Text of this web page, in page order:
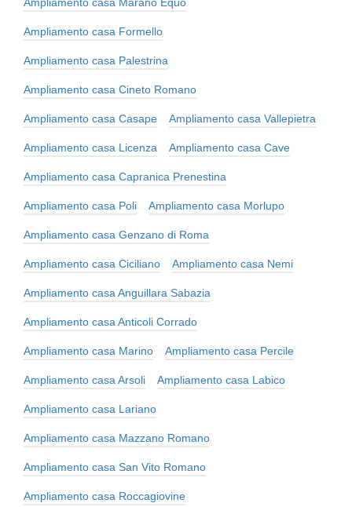
Ampliamento casa Formello
Ampliamento casa Palestrina
Ampliamento casa Cineto Romano
Ampliamento casa Casape Ampliamento casa Vallepietra
Ampliamento casa Licenza Ampliamento casa Cave
Ampliamento casa Capranica Prenestina
Ampliamento casa Poli Ampliamento casa Morlupo
Ampliamento casa Genzano di Roma
Ampliamento casa Ciciliano Ampliamento casa Nemi
Ampliamento casa Anguillara Sabazia
Ampliamento casa Anticoli Corrado
Ampliamento casa Marino Ampliamento casa Percile
Ampliamento casa Arsoli Ampliamento casa Labico
Ampliamento casa Lariano
Ampliamento casa Mazzano Romano
Ampliamento casa San Vito Romano
Ampliamento casa Roccagiovine